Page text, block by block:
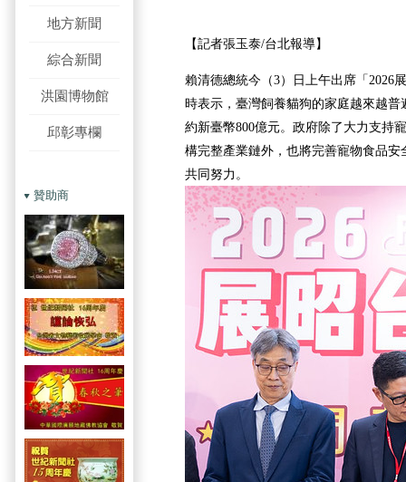
地方新聞
綜合新聞
洪園博物館
邱彰專欄
贊助商
【記者張玉泰/台北報導】
賴清德總統今（3）日上午出席「2026
時表示，臺灣飼養貓狗的家庭越來越
約新臺幣800億元。政府除了大力支持
構完整產業鏈外，也將完善寵物食品
共同努力。